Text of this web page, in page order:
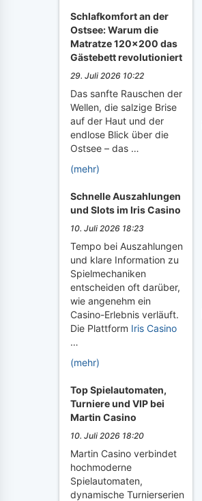
Schlafkomfort an der
Ostsee: Warum die
Matratze 120x200 das
Gästebett revolutioniert
29. Juli 2026 10:22
Das sanfte Rauschen der
Wellen, die salzige Brise
auf der Haut und der
endlose Blick über die
Ostsee – das …
(mehr)
Schnelle Auszahlungen
und Slots im Iris Casino
10. Juli 2026 18:23
Tempo bei Auszahlungen
und klare Information zu
Spielmechaniken
entscheiden oft darüber,
wie angenehm ein
Casino-Erlebnis verläuft.
Die Plattform Iris Casino
…
(mehr)
Top Spielautomaten,
Turniere und VIP bei
Martin Casino
10. Juli 2026 18:20
Martin Casino verbindet
hochmoderne
Spielautomaten,
dynamische Turnierserien